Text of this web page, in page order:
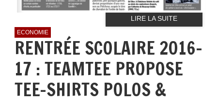
LIRE LA SUITE
ECONOMIE
RENTRÉE SCOLAIRE 2016-
17 : TEAMTEE PROPOSE
TEE-SHIRTS POLOS &